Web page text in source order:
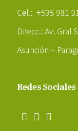
Cel.: +595 981
Direcc.: Av. Gral
Asunción –
Redes Sociales